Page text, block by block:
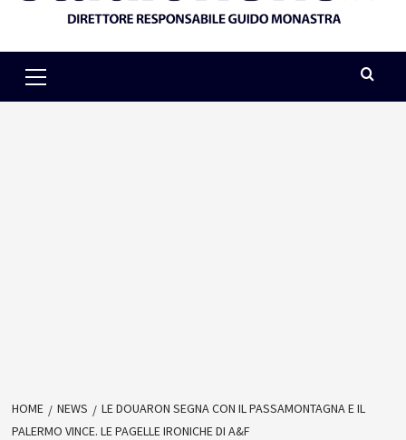
Menu
HOME NEWS
LE DOUARON SEGNA CON IL PASSAMONTAGNA E IL
PALERMO VINCE. LE PAGELLE IRONICHE DI A&F